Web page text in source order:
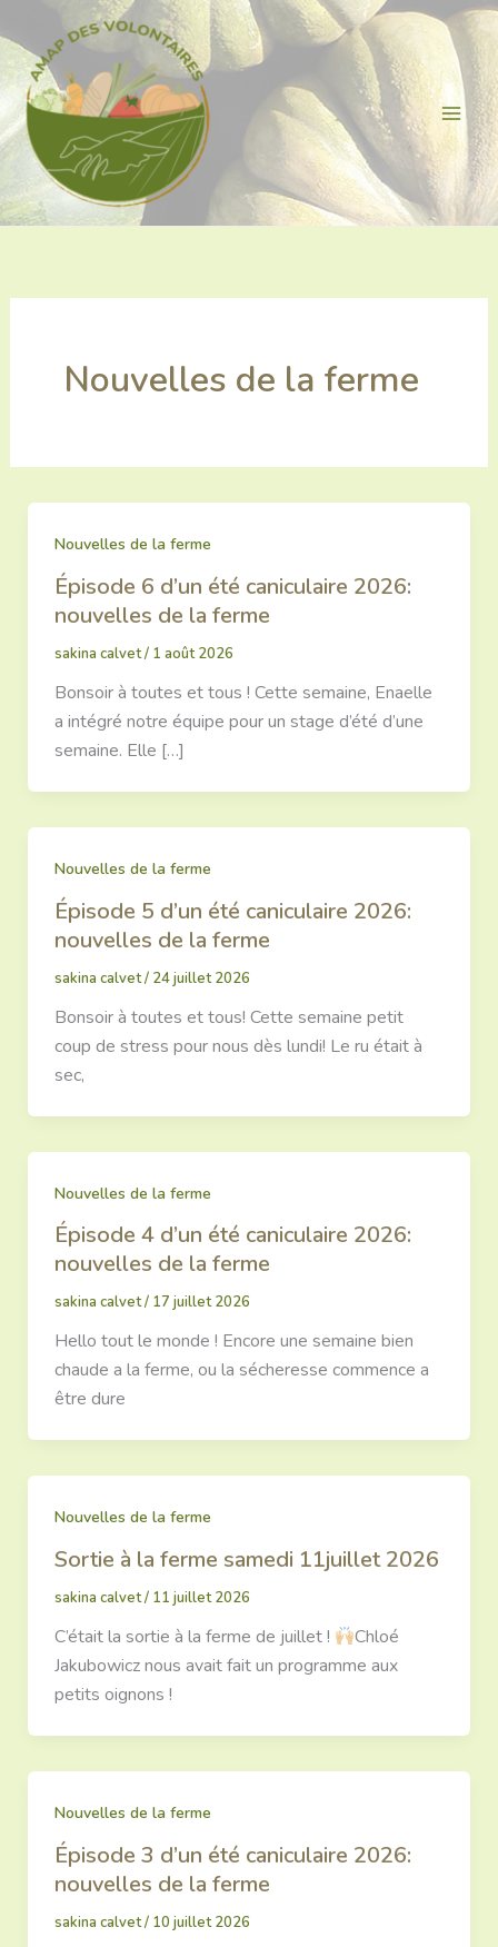
au
contenu
Nouvelles de la ferme
Nouvelles de la ferme
Épisode 6 d’un été caniculaire 2026:
nouvelles de la ferme
sakina calvet/ 1 août 2026
Bonsoir à toutes et tous ! Cette semaine, Enaelle
a intégré notre équipe pour un stage d’été d’une
semaine. Elle […]
Nouvelles de la ferme
Épisode 5 d’un été caniculaire 2026:
nouvelles de la ferme
sakina calvet/ 24 juillet 2026
Bonsoir à toutes et tous! Cette semaine petit
coup de stress pour nous dès lundi! Le ru était à
sec,
Nouvelles de la ferme
Épisode 4 d’un été caniculaire 2026:
nouvelles de la ferme
sakina calvet/ 17 juillet 2026
Hello tout le monde ! Encore une semaine bien
chaude a la ferme, ou la sécheresse commence a
être dure
Nouvelles de la ferme
Sortie à la ferme samedi 11juillet 2026
sakina calvet/ 11 juillet 2026
C’était la sortie à la ferme de juillet !
Chloé
Jakubowicz⁩ nous avait fait un programme aux
petits oignons !
Nouvelles de la ferme
Épisode 3 d’un été caniculaire 2026:
nouvelles de la ferme
sakina calvet/ 10 juillet 2026